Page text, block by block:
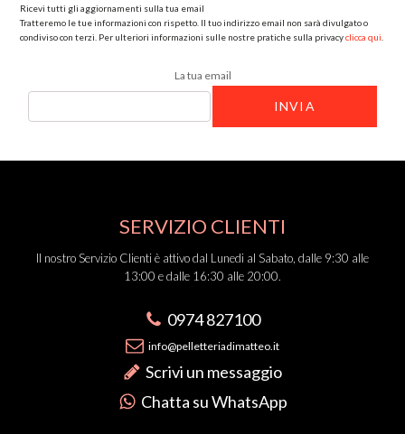
Ricevi tutti gli aggiornamenti sulla tua email
Tratteremo le tue informazioni con rispetto. Il tuo indirizzo email non sarà divulgato o
condiviso con terzi. Per ulteriori informazioni sulle nostre pratiche sulla privacyclicca qui
La tua email
SERVIZIO CLIENTI
Il nostro Servizio Clienti è attivo dal Lunedi al Sabato, dalle 9:30 alle
13:00 e dalle 16:30 alle 20:00.
0974 827100
info@pelletteriadimatteo.it
Scrivi un messaggio
Chatta su WhatsApp